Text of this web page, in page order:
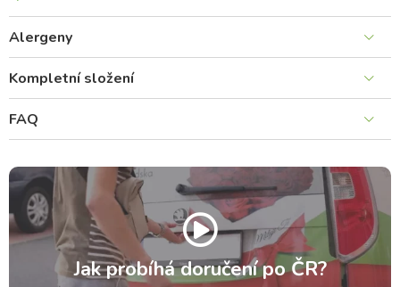
Alergeny
Kompletní složení
FAQ
Jak probíhá doručení po ČR?